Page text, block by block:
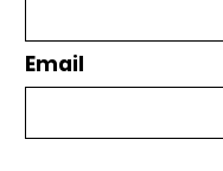
Email